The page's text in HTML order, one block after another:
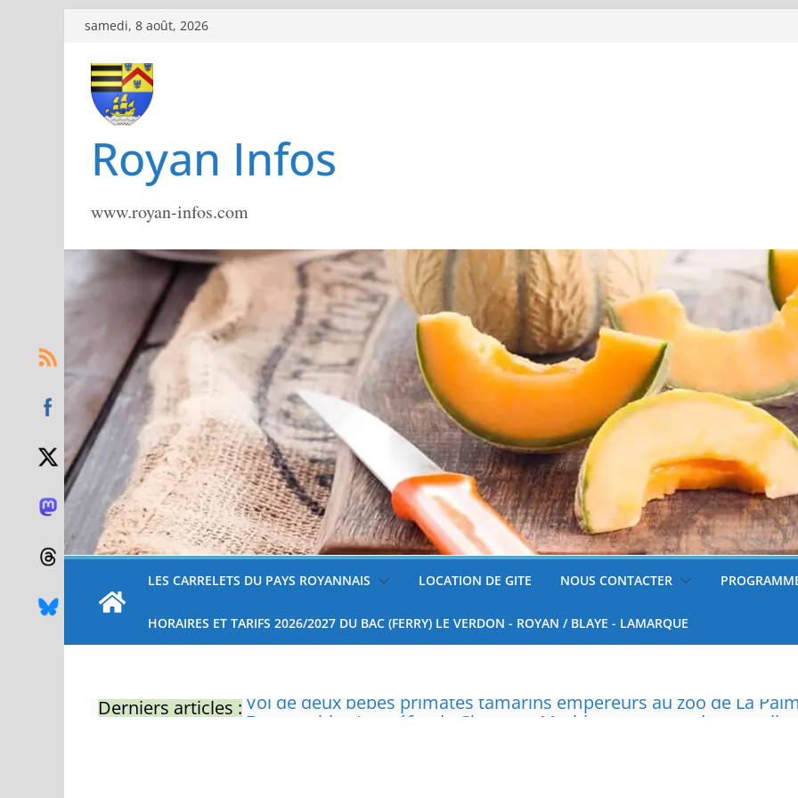
Passer
contenu
samedi, 8 août, 2026
Royan Infos
www.royan-infos.com
LES CARRELETS DU PAYS ROYANNAIS LOCATION DE GITE NOUS CONTACTER
HORAIRES ET TARIFS 2026/2027 DU BAC (FERRY) LE VERDON - ROYAN / BLAYE - LAMARQUE
Derniers articles : Eau potable : Le préfet de Charente-Maritime annonce de nouvelles